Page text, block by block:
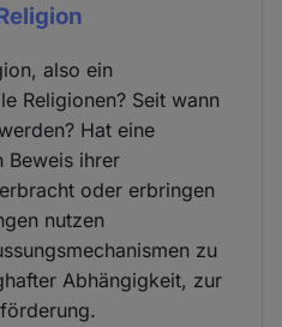
also ein
Religionen? Seit wann
Hat eine
Beweis ihrer
oder erbringen
nutzen
zu
Abhängigkeit, zur